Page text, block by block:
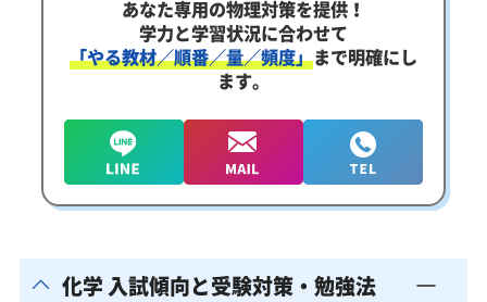
あなた専用の物理対策を提供！
学力と学習状況に合わせて
「やる教材／順番／量／頻度」まで明確にし
ます。
化学 入試傾向と受験対策・勉強法